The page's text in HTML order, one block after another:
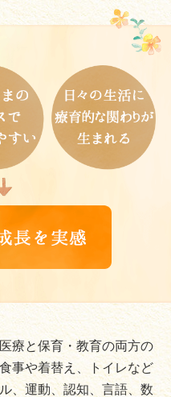
療と保育・教育の両方の
事や着替え、トイレなど
、運動、認知、言語、数